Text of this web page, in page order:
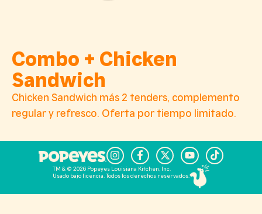
Combo + Chicken
Sandwich
Chicken Sandwich más 2 tenders, complemento
regular y refresco. Oferta por tiempo limitado.
TM & © 2026 Popeyes Louisiana Kitchen, Inc.
Usado bajo licencia. Todos los derechos reservados.